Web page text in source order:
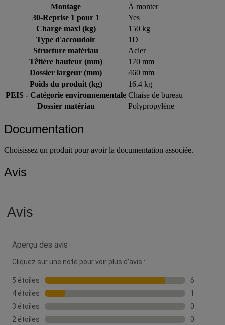
Montage
À monter
30-Reprise 1 pour 1
Yes
Charge maxi (kg)
150 kg
Type d'accoudoir
1D
Structure matériau
Acier
Têtière hauteur (mm)
170 mm
Dossier largeur (mm)
460 mm
Poids du produit (kg)
16.4 kg
PEIS - Catégorie environnementale Chaise de bureau
Dossier matériau
Polypropylène
Documentation
Choisissez un produit pour avoir la documentation associée.
Avis